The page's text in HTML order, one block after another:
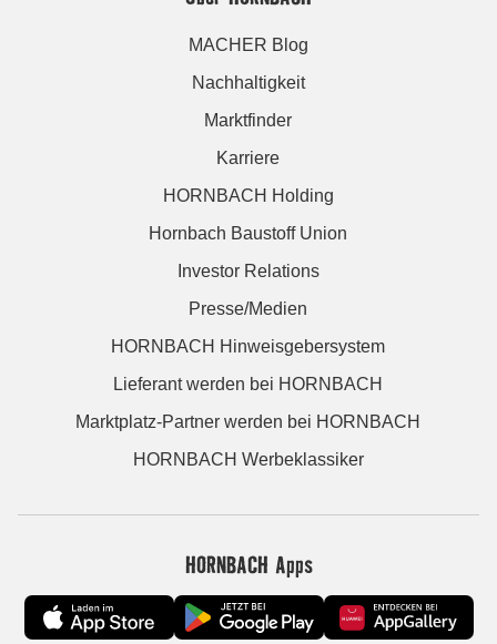
MACHER Blog
Nachhaltigkeit
Marktfinder
Karriere
HORNBACH Holding
Hornbach Baustoff Union
Investor Relations
Presse/Medien
HORNBACH Hinweisgebersystem
Lieferant werden bei HORNBACH
Marktplatz-Partner werden bei HORNBACH
HORNBACH Werbeklassiker
HORNBACH Apps